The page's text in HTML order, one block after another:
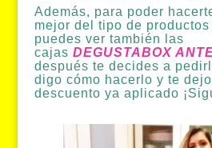
Además, para poder
mejor del tipo de productos
puedes ver también las
cajas DEGUSTABOX
después te decides a
digo cómo hacerlo y te
descuento ya aplicado